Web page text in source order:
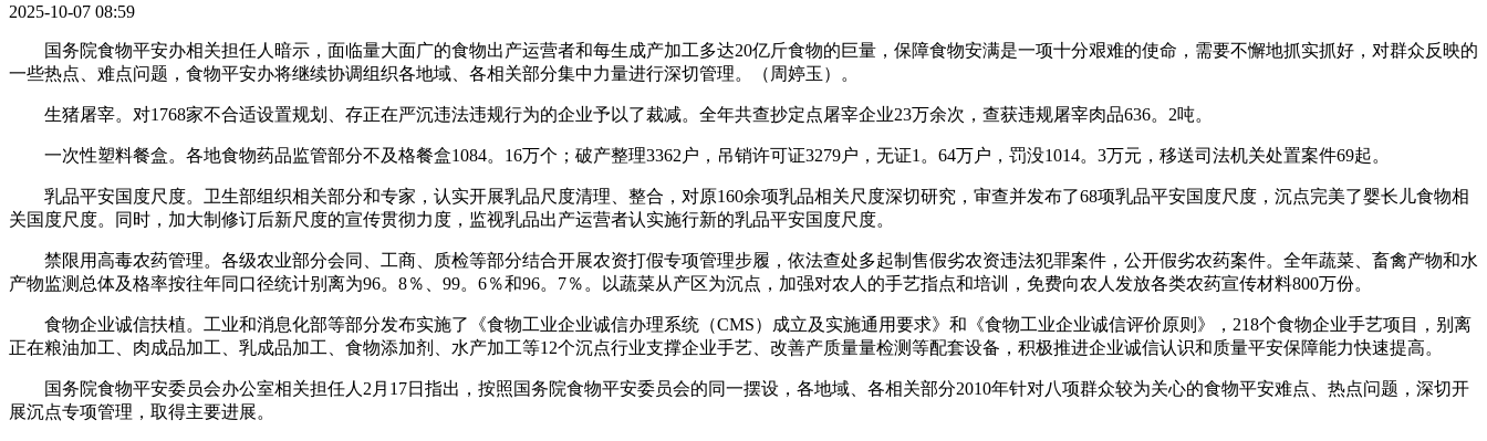
2025-10-07 08:59
国务院食物平安办相关担任人暗示，面临量大面广的食物出产运营者和每生成产加工多达20亿斤食物的巨量，保障食物安满是一项十分艰难的使命，需要不懈地抓实抓好，对群众反映的
一些热点、难点问题，食物平安办将继续协调组织各地域、各相关部分集中力量进行深切管理。（周婷玉）。
生猪屠宰。对1768家不合适设置规划、存正在严沉违法违规行为的企业予以了裁减。全年共查抄定点屠宰企业23万余次，查获违规屠宰肉品636。2吨。
一次性塑料餐盒。各地食物药品监管部分不及格餐盒1084。16万个；破产整理3362户，吊销许可证3279户，无证1。64万户，罚没1014。3万元，移送司法机关处置案件69起。
乳品平安国度尺度。卫生部组织相关部分和专家，认实开展乳品尺度清理、整合，对原160余项乳品相关尺度深切研究，审查并发布了68项乳品平安国度尺度，沉点完美了婴长儿食物相
关国度尺度。同时，加大制修订后新尺度的宣传贯彻力度，监视乳品出产运营者认实施行新的乳品平安国度尺度。
禁限用高毒农药管理。各级农业部分会同、工商、质检等部分结合开展农资打假专项管理步履，依法查处多起制售假劣农资违法犯罪案件，公开假劣农药案件。全年蔬菜、畜禽产物和水
产物监测总体及格率按往年同口径统计别离为96。8％、99。6％和96。7％。以蔬菜从产区为沉点，加强对农人的手艺指点和培训，免费向农人发放各类农药宣传材料800万份。
食物企业诚信扶植。工业和消息化部等部分发布实施了《食物工业企业诚信办理系统（CMS）成立及实施通用要求》和《食物工业企业诚信评价原则》，218个食物企业手艺项目，别离
正在粮油加工、肉成品加工、乳成品加工、食物添加剂、水产加工等12个沉点行业支撑企业手艺、改善产质量量检测等配套设备，积极推进企业诚信认识和质量平安保障能力快速提高。
国务院食物平安委员会办公室相关担任人2月17日指出，按照国务院食物平安委员会的同一摆设，各地域、各相关部分2010年针对八项群众较为关心的食物平安难点、热点问题，深切开
展沉点专项管理，取得主要进展。